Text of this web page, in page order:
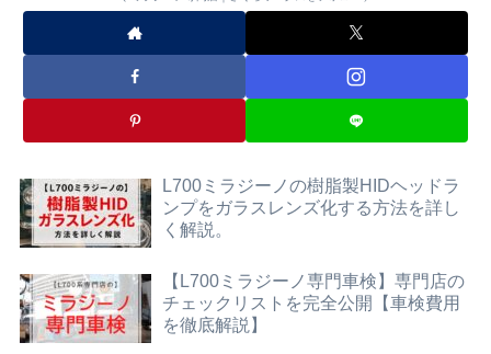
L700ミラジーノの樹脂製HIDヘッドラ
ンプをガラスレンズ化する方法を詳し
く解説。
【L700ミラジーノ専門車検】専門店の
チェックリストを完全公開【車検費用
を徹底解説】